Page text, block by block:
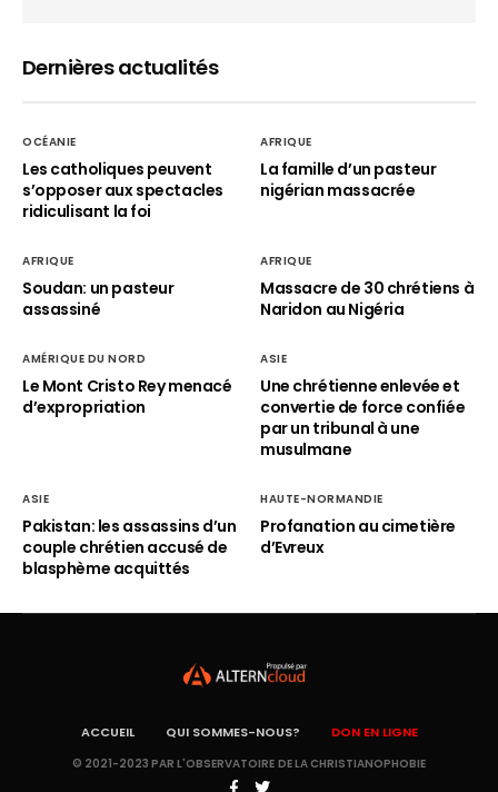
Dernières actualités
OCÉANIE
Les catholiques peuvent
s’opposer aux spectacles
ridiculisant la foi
AFRIQUE
La famille d’un pasteur
nigérian massacrée
AFRIQUE
Soudan: un pasteur
assassiné
AFRIQUE
Massacre de 30 chrétiens à
Naridon au Nigéria
AMÉRIQUE DU NORD
Le Mont Cristo Rey menacé
d’expropriation
ASIE
Une chrétienne enlevée et
convertie de force confiée
par un tribunal à une
musulmane
ASIE
Pakistan: les assassins d’un
couple chrétien accusé de
blasphème acquittés
HAUTE-NORMANDIE
Profanation au cimetière
d’Evreux
ACCUEIL QUI SOMMES-NOUS? DON EN LIGNE
© 2021-2023 PAR L'OBSERVATOIRE DE LA CHRISTIANOPHOBIE